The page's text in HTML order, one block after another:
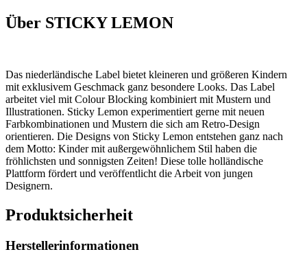
Über STICKY LEMON
Das niederländische Label bietetkleineren und größeren Kindern
mit exklusivem Geschmack ganz besondere Looks. Das Label
arbeitet viel mit Colour Blocking kombiniert mit Mustern und
Illustrationen. Sticky Lemon experimentiert gerne mit neuen
Farbkombinationen und Mustern die sich am Retro-Design
orientieren. Die Designs von Sticky Lemon entstehen ganz nach
dem Motto: Kinder mit außergewöhnlichem Stil haben die
fröhlichsten und sonnigsten Zeiten! Diese tolle holländische
Plattform fördert und veröffentlicht die Arbeit von jungen
Designern.
Produktsicherheit
Herstellerinformationen